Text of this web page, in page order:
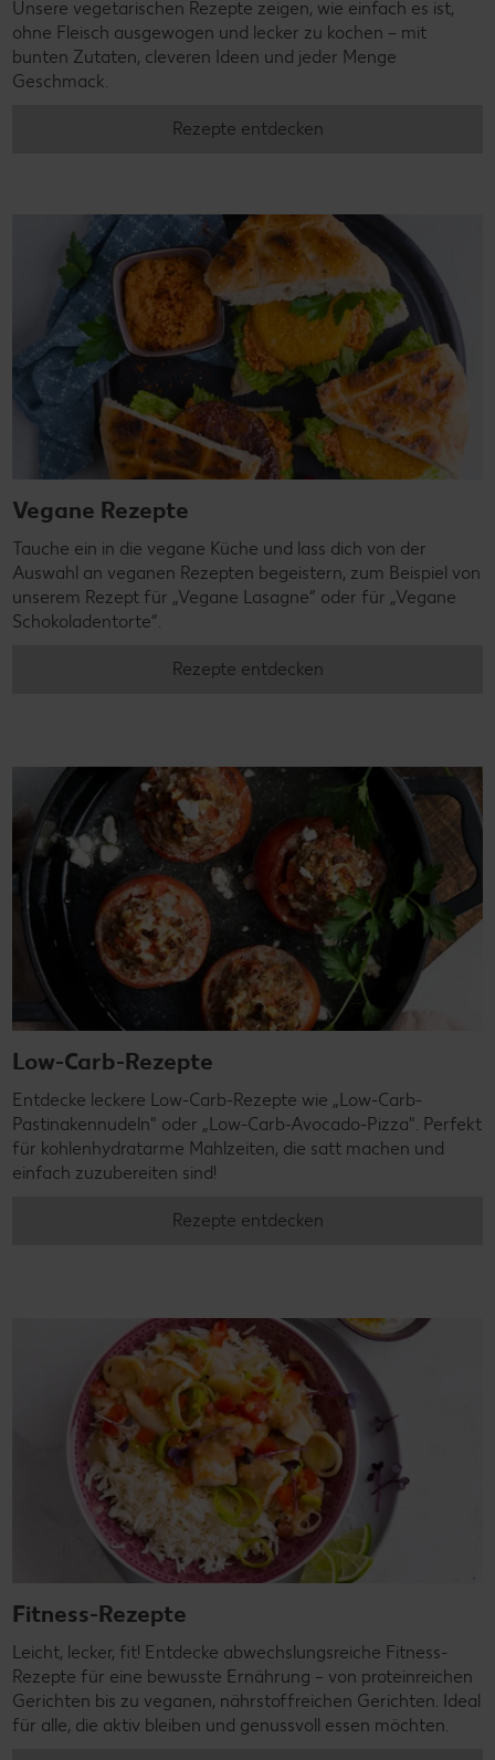
Unsere vegetarischen Rezepte zeigen, wie einfach es ist,
ohne Fleisch ausgewogen und lecker zu kochen – mit
bunten Zutaten, cleveren Ideen und jeder Menge
Geschmack.
Rezepte entdecken
Vegane Rezepte
Tauche ein in die vegane Küche und lass dich von der
Auswahl an veganen Rezepten begeistern, zum Beispiel von
unserem Rezept für „Vegane Lasagne“ oder für „Vegane
Schokoladentorte“.
Rezepte entdecken
Low-Carb-Rezepte
Entdecke leckere Low-Carb-Rezepte wie „Low-Carb-
Pastinakennudeln" oder „Low-Carb-Avocado-Pizza". Perfekt
für kohlenhydratarme Mahlzeiten, die satt machen und
einfach zuzubereiten sind!
Rezepte entdecken
Fitness-Rezepte
Leicht, lecker, fit! Entdecke abwechslungsreiche Fitness-
Rezepte für eine bewusste Ernährung – von proteinreichen
Gerichten bis zu veganen, nährstoffreichen Gerichten. Ideal
für alle, die aktiv bleiben und genussvoll essen möchten.